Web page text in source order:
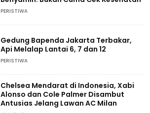
PERISTIWA
Gedung Bapenda Jakarta Terbakar,
Api Melalap Lantai 6, 7 dan 12
PERISTIWA
Chelsea Mendarat di Indonesia, Xabi
Alonso dan Cole Palmer Disambut
Antusias Jelang Lawan AC Milan